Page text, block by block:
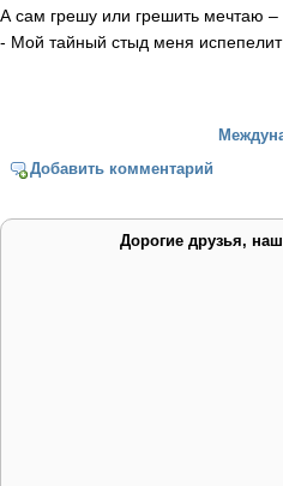
А сам грешу или грешить мечтаю –
- Мой тайный стыд меня
Добавить комментарий
Дорогие друзья,